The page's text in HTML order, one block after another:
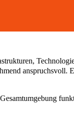
anspruchsvoll.